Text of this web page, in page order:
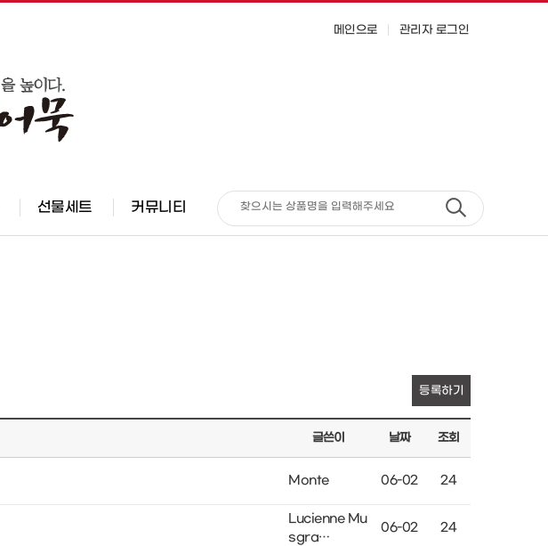
메인으로 관리자 로그인
선물세트 커뮤니티
등록하기
글쓴이 날짜 조회
Monte 06-02 24
Lucienne Mu
sgra…
06-02 24